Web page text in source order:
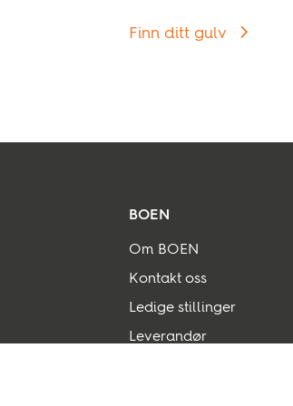
Finn ditt gulv
BOEN
Om BOEN
Kontakt oss
Ledige stillinger
Leverandør